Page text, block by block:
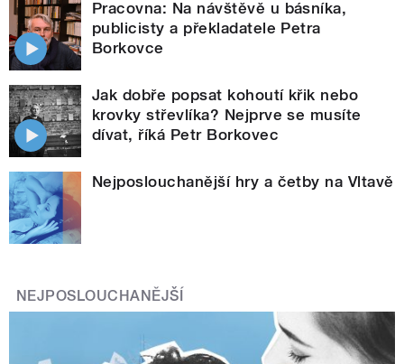
Pracovna: Na návštěvě u básníka,
publicisty a překladatele Petra
Borkovce
Jak dobře popsat kohoutí křik nebo
krovky střevlíka? Nejprve se musíte
dívat, říká Petr Borkovec
Nejposlouchanější hry a četby na Vltavě
NEJPOSLOUCHANĚJŠÍ